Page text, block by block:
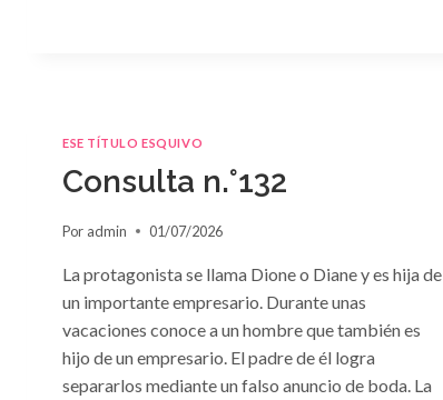
ESE TÍTULO ESQUIVO
Consulta n.°132
Por admin 01/07/2026
La protagonista se llama Dione o Diane y es hija de
un importante empresario. Durante unas
vacaciones conoce a un hombre que también es
hijo de un empresario. El padre de él logra
separarlos mediante un falso anuncio de boda. La